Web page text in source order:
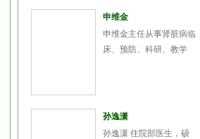
申维金
申维金主任从事肾脏病临
床、预防、科研、教学
孙逸潇
孙逸潇 住院部医生，硕